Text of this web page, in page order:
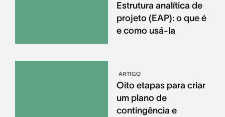
Estrutura analítica de
projeto (EAP): o que é
e como usá-la
ARTIGO
Oito etapas para criar
um plano de
contingência e